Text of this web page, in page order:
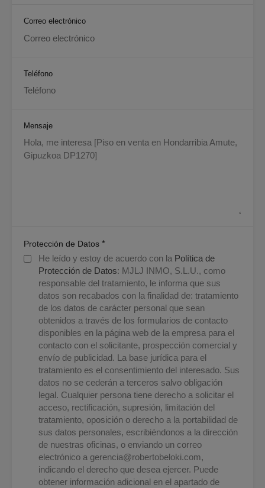
Correo electrónico
Teléfono
Mensaje
Protección de Datos *
He leído y estoy de acuerdo con la Política de
Protección de Datos: MJLJ INMO, S.L.U., como
responsable del tratamiento, le informa que sus
datos son recabados con la finalidad de: tratamiento
de los datos de carácter personal que sean
obtenidos a través de los formularios de contacto
disponibles en la página web de la empresa para el
contacto con el solicitante, prospección comercial y
envío de publicidad. La base jurídica para el
tratamiento es el consentimiento del interesado. Sus
datos no se cederán a terceros salvo obligación
legal. Cualquier persona tiene derecho a solicitar el
acceso, rectificación, supresión, limitación del
tratamiento, oposición o derecho a la portabilidad de
sus datos personales, escribiéndonos a la dirección
de nuestras oficinas, o enviando un correo
electrónico a gerencia@robertobeloki.com,
indicando el derecho que desea ejercer. Puede
obtener información adicional en el apartado de